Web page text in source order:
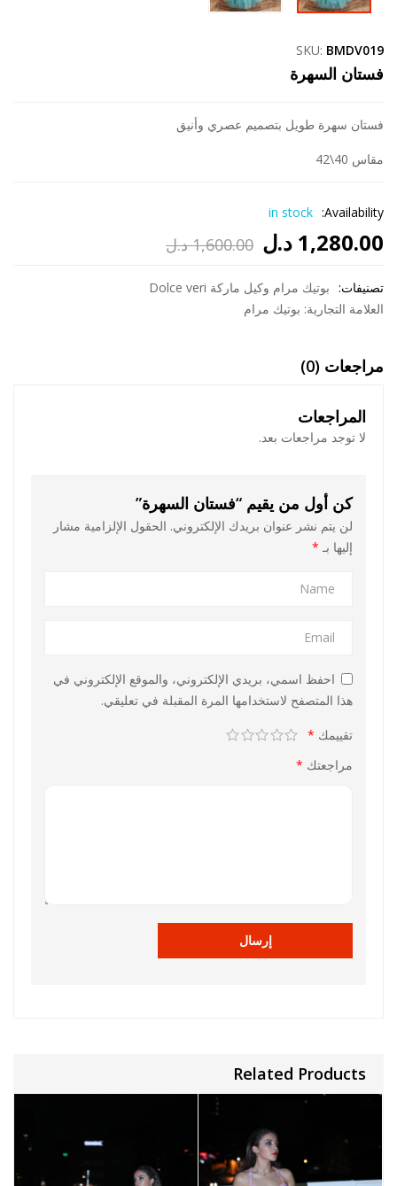
SKU: BMDV019
فستان السهرة
فستان سهرة طويل بتصميم عصري وأنيق
مقاس 40\42
Availability:
in stock
1,600.00 د.ل
الأصلي
هو:
1,280.00 د.ل
الحالي
هو:
تصنيفات: بوتيك مرام وكيل ماركة Dolce veri
العلامة التجارية: بوتيك مرام
مراجعات (0)
المراجعات
لا توجد مراجعات بعد.
كن أول من يقيم “فستان السهرة”
لن يتم نشر عنوان بريدك الإلكتروني. الحقول الإلزامية مشار
إليها بـ *
احفظ اسمي، بريدي الإلكتروني، والموقع الإلكتروني في
هذا المتصفح لاستخدامها المرة المقبلة في تعليقي.
تقييمك *
مراجعتك *
Related Products